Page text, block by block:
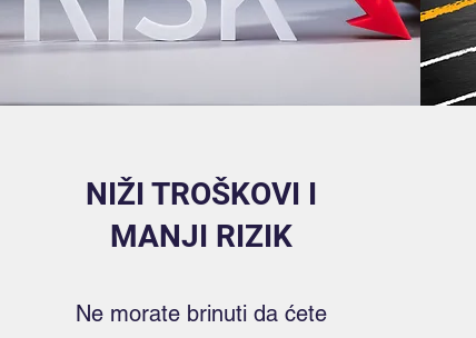
NIŽI TROŠKOVI I
MANJI RIZIK
Ne morate brinuti da ćete